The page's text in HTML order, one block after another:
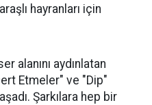
hayranları için
alanını aydınlatan
Etmeler" ve "Dip"
Şarkılara hep bir